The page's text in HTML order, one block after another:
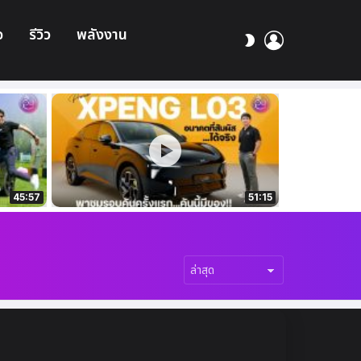
รีวิว พลังงาน
สลับ
45:57 51:15